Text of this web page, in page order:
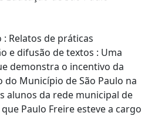
Relatos de práticas
e difusão de textos : Uma
demonstra o incentivo da
do Município de São Paulo na
alunos da rede municipal de
Paulo Freire esteve a cargo